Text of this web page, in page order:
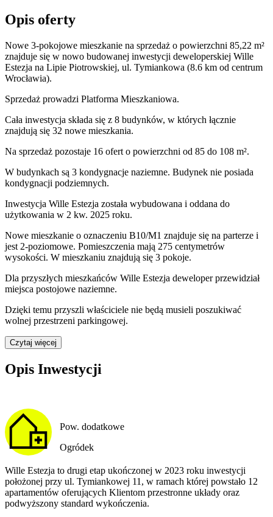
Opis oferty
Nowe 3-pokojowe mieszkanie na sprzedaż o powierzchni 85,22 m²
znajduje się w nowo budowanej inwestycji deweloperskiej Wille
Estezja na Lipie Piotrowskiej, ul. Tymiankowa (8.6 km od centrum
Wrocławia).
Sprzedaż prowadzi Platforma Mieszkaniowa.
Cała inwestycja składa się z 8 budynków, w których łącznie
znajdują się 32 nowe mieszkania.
Na sprzedaż pozostaje 16 ofert o powierzchni od 85 do 108 m².
W budynkach są 3 kondygnacje naziemne. Budynek nie posiada
kondygnacji podziemnych.
Inwestycja Wille Estezja została wybudowana i oddana do
użytkowania w 2 kw. 2025 roku.
Nowe mieszkanie o oznaczeniu B10/M1 znajduje się na parterze i
jest 2-poziomowe. Pomieszczenia mają 275 centymetrów
wysokości. W mieszkaniu znajdują się 3 pokoje.
Dla przyszłych mieszkańców Wille Estezja deweloper przewidział
miejsca postojowe naziemne.
Dzięki temu przyszli właściciele nie będą musieli poszukiwać
wolnej przestrzeni parkingowej.
Czytaj więcej
Opis Inwestycji
Pow. dodatkowe
Ogródek
Wille Estezja to drugi etap ukończonej w 2023 roku inwestycji
położonej przy ul. Tymiankowej 11, w ramach której powstało 12
apartamentów oferujących Klientom przestronne układy oraz
podwyższony standard wykończenia.